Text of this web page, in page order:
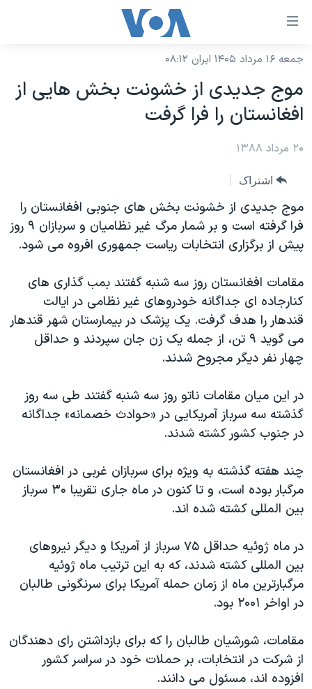
لینکهای
دسترسی
جهش
به
محتوای
اصلی
جهش
اصلی
جهش
به
جستجو
نسخه سبک وب‌سایت
موضوع ها
ایران
آمریکا
ورزشی
گزیده‌ها
ویژه برنامه‌ها
ویدیوها
فرهنگ و زندگی
حقوق شهروندی
علم و فناوری
اسرائیل در جنگ
آرشیو پخش زنده
برنامه های تلویزیونی
جدول برنامه ها
صفحه‌های ویژه
جام جهانی ۲۰۲۶
عملیات خشم حماسی
۲۵۰سالگی آمریکا
بایگانی برنامه‌های تلویزیونی
مستندها
انتخابات ریاست جمهوری آمریکا ۲۰۲۴
رمز مهسا
ورزش زنان در ایران
مجموعه مستندهای دادخواهی
تریبونال مردمی آبان ۹۸
چهل سال گروگان‌گیری
قانون شفافیت دارائی کادر رهبری ایران
اعتراضات مردمی آبان ۹۸
نرگس محمدی برنده جایزه نوبل صلح
همایش محافظه‌کاران آمریکا «سی‌پک»
فرکانس‌های صدای آمریکا
پخش رادیویی
یادگیری زبان انگلیسی
دنبال کنید
زبانهای مختلف
جمعه ۱۶ مرداد ۱۴۰۵ ایران ۰۸:۱۲
موج جدیدی از خشونت بخش هایی از
افغانستان را فرا گرفت
۲۰ مرداد ۱۳۸۸
اشتراک
موج جدیدی از خشونت بخش های جنوبی افغانستان را
فرا گرفته است و بر شمار مرگ غیر نظامیان و سربازان ۹ روز
پیش از برگزاری انتخابات ریاست جمهوری افروه می شود.
مقامات افغانستان روز سه شنبه گفتند بمب گذاری های
کنارجاده ای جداگانه خودروهای غیر نظامی در ایالت
قندهار را هدف گرفت. یک پزشک در بیمارستان شهر قندهار
می گوید ۹ تن، از جمله یک زن جان سپردند و حداقل
چهار نفر دیگر مجروح شدند.
در این میان مقامات ناتو روز سه شنبه گفتند طی سه روز
گذشته سه سرباز آمریکایی در «حوادث خصمانه» جداگانه
در جنوب کشور کشته شدند.
چند هفته گذشته به ویژه برای سربازان غربی در افغانستان
مرگبار بوده است، و تا کنون در ماه جاری تقریبا ۳۰ سرباز
بین المللی کشته شده اند.
در ماه ژوئیه حداقل ۷۵ سرباز از آمریکا و دیگر نیروهای
بین المللی کشته شدند، که به این ترتیب ماه ژوئیه
مرگبارترین ماه از زمان حمله آمریکا برای سرنگونی طالبان
در اواخر ۲۰۰۱ بود.
مقامات، شورشیان طالبان را که برای بازداشتن رای دهندگان
از شرکت در انتخابات، بر حملات خود در سراسر کشور
افزوده اند، مسئول می دانند.